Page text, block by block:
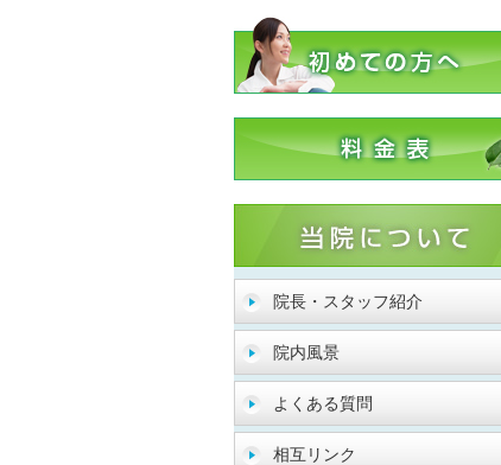
院長・スタッフ紹介
院内風景
よくある質問
相互リンク